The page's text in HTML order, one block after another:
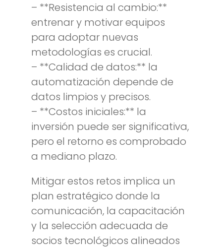
– **Resistencia al cambio:**
entrenar y motivar equipos
para adoptar nuevas
metodologías es crucial.
– **Calidad de datos:** la
automatización depende de
datos limpios y precisos.
– **Costos iniciales:** la
inversión puede ser significativa,
pero el retorno es comprobado
a mediano plazo.
Mitigar estos retos implica un
plan estratégico donde la
comunicación, la capacitación
y la selección adecuada de
socios tecnológicos alineados